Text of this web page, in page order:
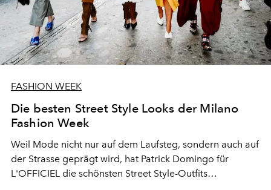
FASHION WEEK
Die besten Street Style Looks der Milano
Fashion Week
Weil Mode nicht nur auf dem Laufsteg, sondern auch auf
der Strasse geprägt wird, hat Patrick Domingo für
L'OFFICIEL die schönsten Street Style-Outfits